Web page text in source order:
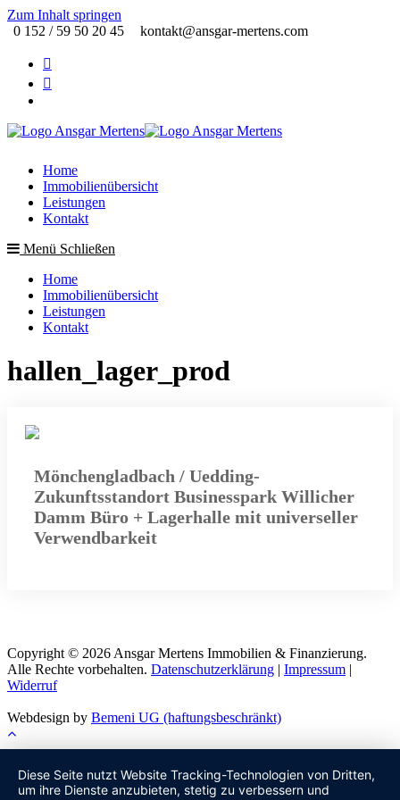
Zum Inhalt springen
0 152 / 59 50 20 45
kontakt@ansgar-mertens.com
Home
Immobilienübersicht
Leistungen
Kontakt
Menü Schließen
Home
Immobilienübersicht
Leistungen
Kontakt
hallen_lager_prod
Mönchengladbach / Uedding-
Zukunftsstandort Businesspark Willicher
Damm Büro + Lagerhalle mit universeller
Verwendbarkeit
Copyright © 2026 Ansgar Mertens Immobilien & Finanzierung.
Alle Rechte vorbehalten. Datenschutzerklärung | Impressum |
Widerruf
Webdesign by Bemeni UG (haftungsbeschränkt)
Diese Seite nutzt Website Tracking-Technologien von Dritten,
um ihre Dienste anzubieten, stetig zu verbessern und